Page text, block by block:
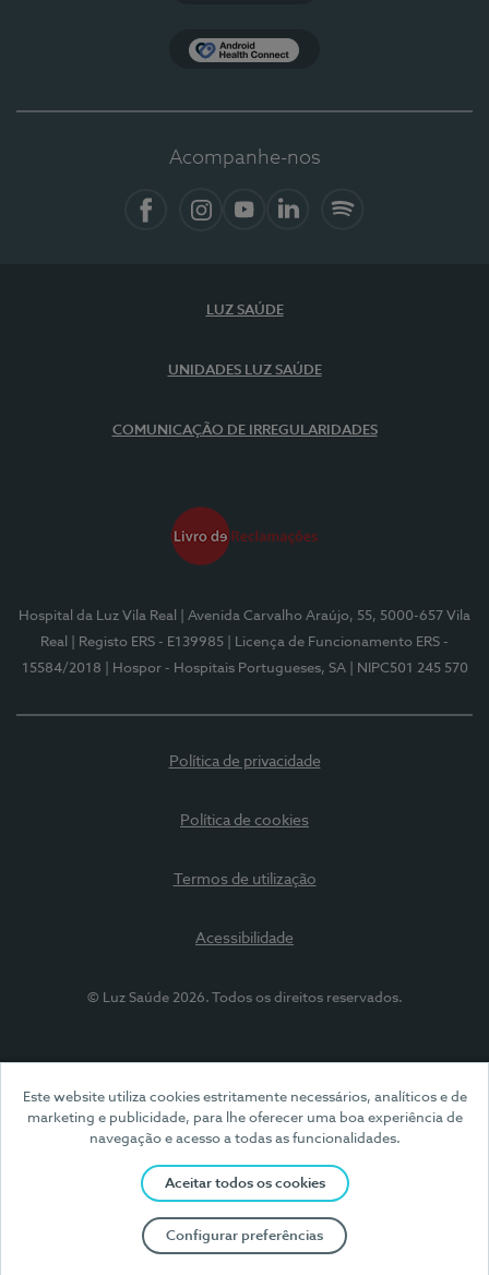
Este website utiliza cookies estritamente necessários, analíticos e de
marketing e publicidade, para lhe oferecer uma boa experiência de
navegação e acesso a todas as funcionalidades.
Aceitar todos os cookies
Configurar preferências
Acompanhe-nos
LUZ SAÚDE
UNIDADES LUZ SAÚDE
COMUNICAÇÃO DE IRREGULARIDADES
Hospital da Luz Vila Real
| Avenida Carvalho Araújo, 55, 5000-657 Vila
Real
| Registo ERS - E139985
| Licença de Funcionamento ERS -
15584/2018
| Hospor - Hospitais Portugueses, SA | NIPC501 245 570
Política de privacidade
Política de cookies
Termos de utilização
Acessibilidade
© Luz Saúde 2026. Todos os direitos reservados.